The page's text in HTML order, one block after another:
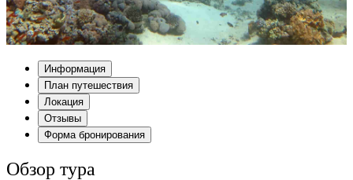
Информация
План путешествия
Локация
Отзывы
Форма бронирования
Обзор тура